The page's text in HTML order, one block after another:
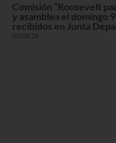
Comisión “Roosevelt
y asamblea el domingo
recibidos en Junta
05/08/26